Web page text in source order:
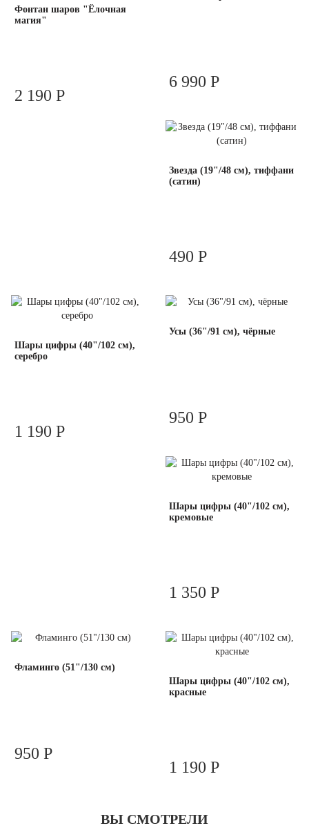
Фонтан шаров "Ёлочная
магия"
2 190 Р
6 990 Р
Звезда (19"/48 см), тиффани
(сатин)
490 Р
Шары цифры (40"/102 см),
серебро
1 190 Р
Усы (36"/91 см), чёрные
950 Р
Шары цифры (40"/102 см),
кремовые
1 350 Р
Фламинго (51"/130 см)
950 Р
Шары цифры (40"/102 см),
красные
1 190 Р
ВЫ СМОТРЕЛИ